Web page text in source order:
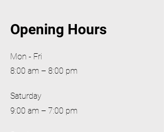
Opening Hours
Mon - Fri
8:00 am – 8:00 pm
Saturday
9:00 am – 7:00 pm